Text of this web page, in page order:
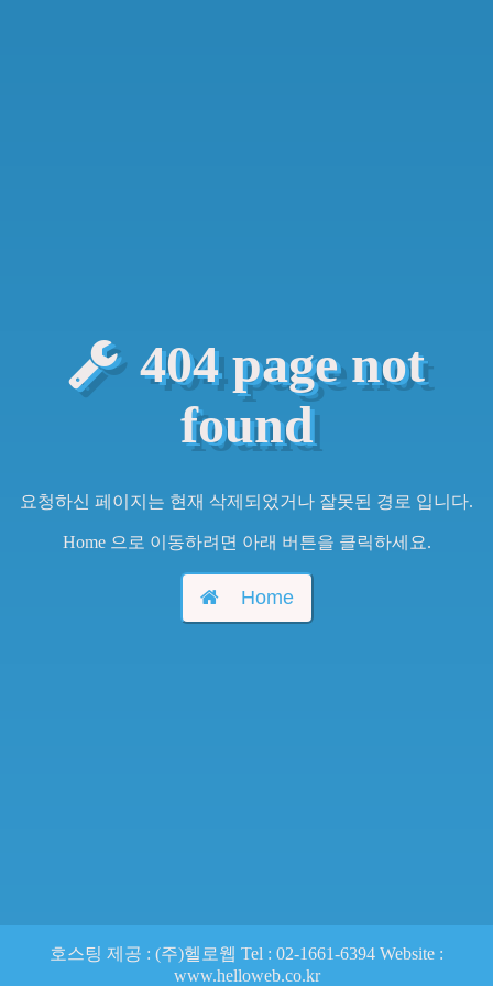
404 page not
found
요청하신 페이지는 현재 삭제되었거나 잘못된 경로 입니다.
Home 으로 이동하려면 아래 버튼을 클릭하세요.
Home
호스팅 제공 : (주)헬로웹 Tel : 02-1661-6394 Website :
www.helloweb.co.kr